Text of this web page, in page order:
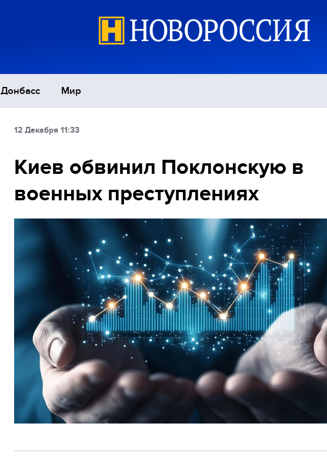
Донбасс Мир
Экономика
Спорт
12 Декабря 11:33
Киев обвинил Поклонскую в
военных преступлениях